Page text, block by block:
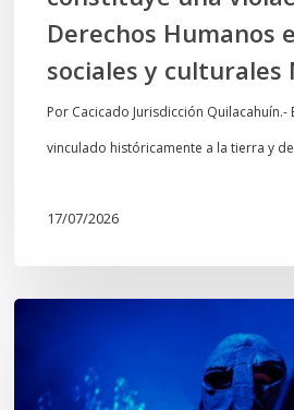
económicos,
sociales
culturales
Mapuche»
Derechos Humanos
sociales y culturales
Por Cacicado Jurisdicción Quilacahuín.-
vinculado históricamente a la tierra y
17/07/2026
tiempos